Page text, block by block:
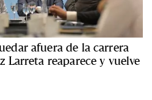
afuera de la carrera
Larreta reaparece y vuelve